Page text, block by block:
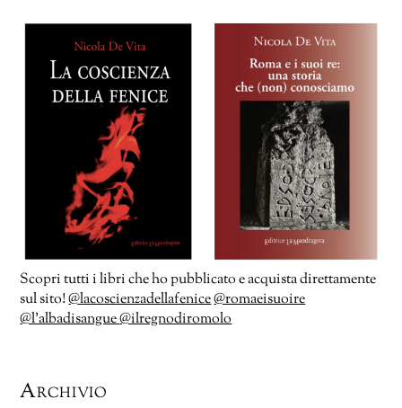
Scopri tutti i libri che ho pubblicato e acquista direttamente
sul sito!@lacoscienzadellafenice@romaeisuoire
@l’albadisangue@ilregnodiromolo
Archivio